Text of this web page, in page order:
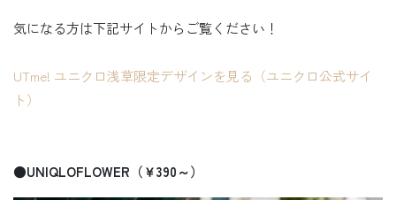
気になる方は下記サイトからご覧ください！
UTme! ユニクロ浅草限定デザインを見る（ユニクロ公式サイ
ト）
●UNIQLOFLOWER（￥390～）